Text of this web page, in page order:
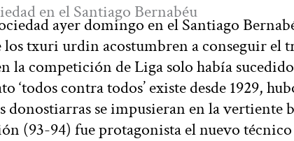
en el Santiago Bernabéu
ayer domingo en el Santiago
los txuri urdin acostumbren a conseguir el
la competición de Liga solo había
contra todos’ existe desde 1929,
donostiarras se impusieran en la vertiente
(93-94) fue protagonista el nuevo